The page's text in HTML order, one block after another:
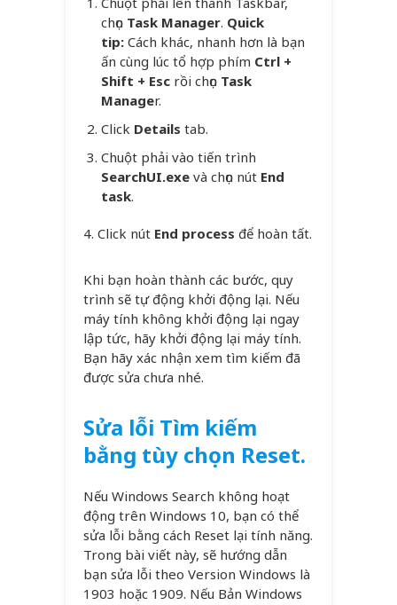
chọn Task Manager. Quick
tip: Cách khác, nhanh hơn là bạn
ấn cùng lúc tổ hợp phím Ctrl +
Shift + Esc rồi chọn Task
Manager.
Click Details tab.
Chuột phải vào tiến trình
SearchUI.exe và chọn nút End
task.
4. Click nút End process để hoàn tất.
Khi bạn hoàn thành các bước, quy
trình sẽ tự động khởi động lại. Nếu
máy tính không khởi động lại ngay
lập tức, hãy khởi động lại máy tính.
Bạn hãy xác nhận xem tìm kiếm đã
được sửa chưa nhé.
Sửa lỗi Tìm kiếm
bằng tùy chọn Reset.
Nếu Windows Search không hoạt
động trên Windows 10, bạn có thể
sửa lỗi bằng cách Reset lại tính năng.
Trong bài viết này, sẽ hướng dẫn
bạn sửa lỗi theo Version Windows là
1903 hoặc 1909. Nếu Bản Windows